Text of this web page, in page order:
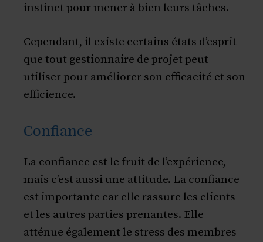
instinct pour mener à bien leurs tâches.
Cependant, il existe certains états d’esprit
que tout gestionnaire de projet peut
utiliser pour améliorer son efficacité et son
efficience.
Confiance
La confiance est le fruit de l’expérience,
mais c’est aussi une attitude. La confiance
est importante car elle rassure les clients
et les autres parties prenantes. Elle
atténue également le stress des membres